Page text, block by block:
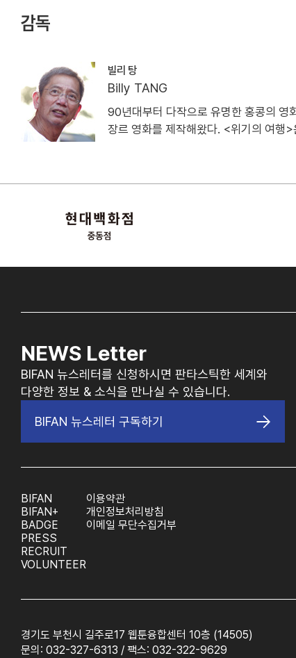
감독
빌리 탕
Billy TANG
90년대부터 다작으로 유명한 홍콩의
장르 영화를 제작해왔다. <위기의 여행
NEWS Letter
BIFAN 뉴스레터를 신청하시면 판타스틱한 세계와
다양한 정보 & 소식을 만나실 수 있습니다.
BIFAN 뉴스레터 구독하기
BIFAN
BIFAN+
BADGE
PRESS
RECRUIT
VOLUNTEER
이용약관
개인정보처리방침
이메일 무단수집거부
경기도 부천시 길주로17 웹툰융합센터 10층 (14505)
문의: 032-327-6313 / 팩스: 032-322-9629